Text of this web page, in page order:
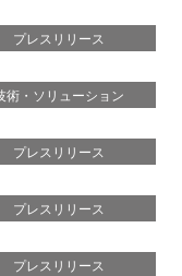
プレスリリース
術・ソリューション
プレスリリース
プレスリリース
プレスリリース